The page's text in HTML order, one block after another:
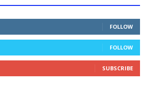
FOLLOW
FOLLOW
SUBSCRIBE